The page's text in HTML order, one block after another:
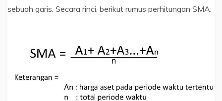
sebuah garis. Secara rinci, berikut rumus perhitungan SMA: